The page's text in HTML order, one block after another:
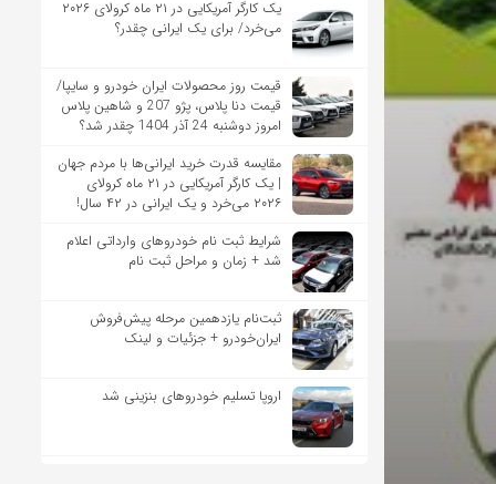
یک کارگر آمریکایی در ۲۱ ماه کرولای ۲۰۲۶
می‌خرد/ برای یک ایرانی چقدر؟
قیمت روز محصولات ایران خودرو و سایپا/
قیمت دنا پلاس، پژو 207 و شاهین پلاس
امروز دوشنبه 24 آذر 1404 چقدر شد؟
مقایسه قدرت خرید ایرانی‌ها با مردم جهان
| یک کارگر آمریکایی در ۲۱ ماه کرولای
۲۰۲۶ می‌خرد و یک ایرانی در ۴۲ سال!
شرایط ثبت نام خودروهای وارداتی اعلام
شد + زمان و مراحل ثبت نام
ثبت‌نام یازدهمین مرحله پیش‌فروش
ایران‌خودرو + جزئیات و لینک
اروپا تسلیم خودروهای بنزینی شد